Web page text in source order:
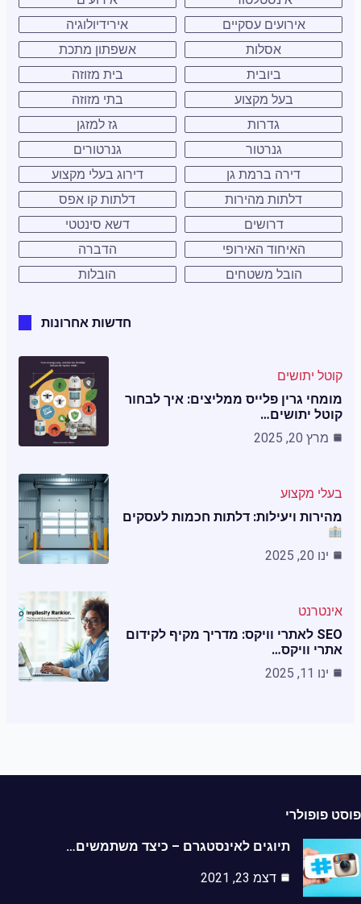
אירועים עסקיים
אירידיולוגיה
אסלות
אשפתון מתכת
ביובית
בית מזוזה
בעל מקצוע
בתי מזוזה
גדרות
גז למזגן
גנרטור
גנרטורים
דירה ברמת גן
דירוג בעלי מקצוע
דלתות מהירות
דלתות קו אפס
דרושים
דשא סינטטי
האיחוד האירופי
הדברה
הובל משטחים
הובלות
חדשות אחרונות
קוטל יתושים
מומחי גרין פלייס ממליצים: איך לבחור
קוטל יתושים…
מרץ 20, 2025
בעלי מקצוע
מהירות ויעילות: דלתות חכמות לעסקים
ינו 20, 2025
אינטרנט
SEO לאתרי וויקס: מדריך מקיף לקידום
אתרי וויקס…
ינו 11, 2025
פופולרי
תיוגים לאינסטגרם – כיצד משתמשים…
דצמ 23, 2021